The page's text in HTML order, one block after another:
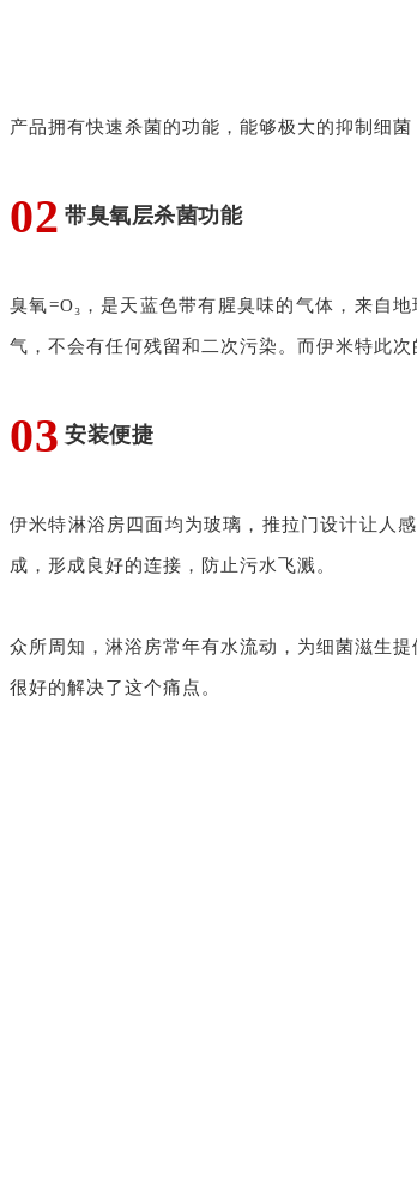
产品拥有快速杀菌的功能，能够极大的抑制细
02 带臭氧层杀菌功能
臭氧=O₃，是天蓝色带有腥臭味的气体，来自
气，不会有任何残留和二次污染。而伊米特此
03 安装便捷
伊米特淋浴房四面均为玻璃，推拉门设计让人
成，形成良好的连接，防止污水飞溅。
众所周知，淋浴房常年有水流动，为细菌滋生
很好的解决了这个痛点。